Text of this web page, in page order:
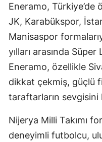
Eneramo, Türkiye’de
JK, Karabükspor,
Manisaspor
yılları arasında
Eneramo, özellikle
dikkat çekmiş, güçlü
taraftarların sevgisini
Nijerya Milli Takımı
deneyimli futbolcu,